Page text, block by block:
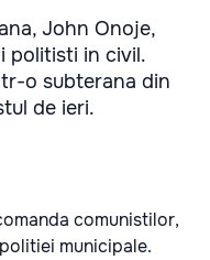
John Onoje,
politisti in civil.
o subterana din
de ieri.
comunistilor,
municipale.